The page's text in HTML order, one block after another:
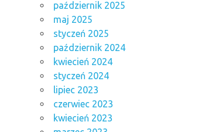
październik 2025
maj 2025
styczeń 2025
październik 2024
kwiecień 2024
styczeń 2024
lipiec 2023
czerwiec 2023
kwiecień 2023